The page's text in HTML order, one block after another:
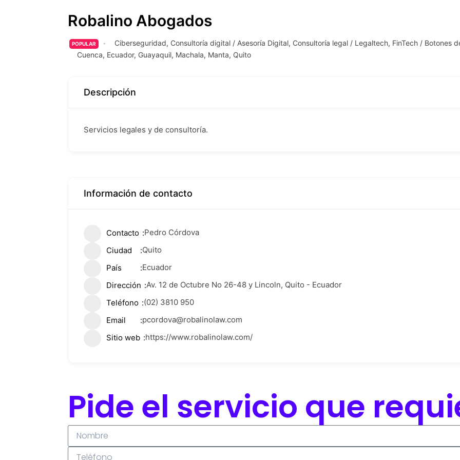
Robalino Abogados
POPULAR Ciberseguridad, Consultoría digital / Asesoría Digital, Consultoría legal / Legaltech, FinTech / Botones
Cuenca, Ecuador, Guayaquil, Machala, Manta, Quito
Descripción
Servicios legales y de consultoría.
Información de contacto
Contacto Pedro Córdova
Ciudad
Quito
País
Ecuador
Dirección Av. 12 de Octubre No 26-48 y Lincoln, Quito - Ecuador
Teléfono (02) 3810 950
Email
pcordova@robalinolaw.com
Sitio web https://www.robalinolaw.com/
Pide el servicio que